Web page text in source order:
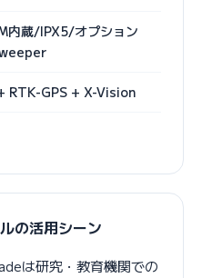
内蔵/IPX5/オプション
RTK-GPS + X-Vision
の活用シーン
は研究・教育機関での